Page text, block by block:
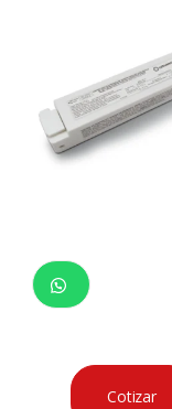
Cotizar